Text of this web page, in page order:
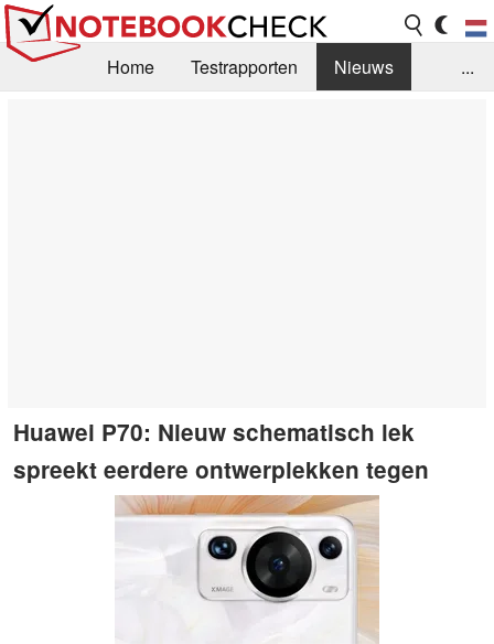
Home Testrapporten
Nieuws
...
Huawei P70: Nieuw schematisch lek
spreekt eerdere ontwerplekken tegen